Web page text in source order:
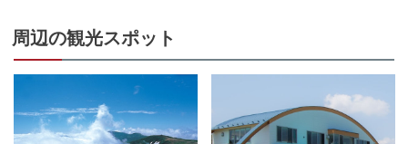
周辺の観光スポット